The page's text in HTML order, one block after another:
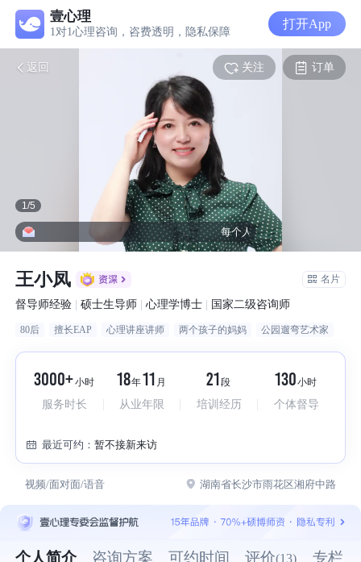
壹心理
1对1心理咨询，咨费透明，隐私保障
打开App
返回 关注 订单
1 /5
每个人不论多平凡，都是限量版。
王小凤 名片
督导师经验 |硕士生导师 |心理学博士 | 国家二级咨询师
80后 擅长EAP 心理讲座讲师 两个孩子的妈妈 公园遛弯艺术家
3000+小时
服务时长
18年11 月
从业年限
21段
培训经历
130小时
个体督导
最近可约：暂不接新来访
视频/面对面/语音 湖南省长沙市雨花区湘府中路
个人简介 咨询方案 可约时间 评价(13) 专栏